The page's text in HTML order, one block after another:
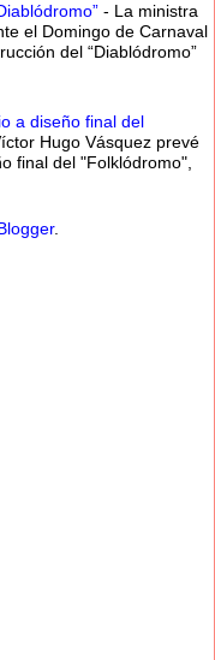
- La ministra
el Domingo de Carnaval
del “Diablódromo”
a diseño final del
Hugo Vásquez prevé
final del "Folklódromo",
.